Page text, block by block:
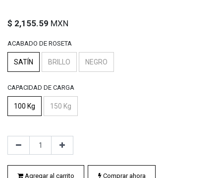
$ 2,155.59 MXN
ACABADO DE ROSETA
SATÍN BRILLO NEGRO
CAPACIDAD DE CARGA
100 Kg 150 Kg
Agregar al carrito Comprar ahora